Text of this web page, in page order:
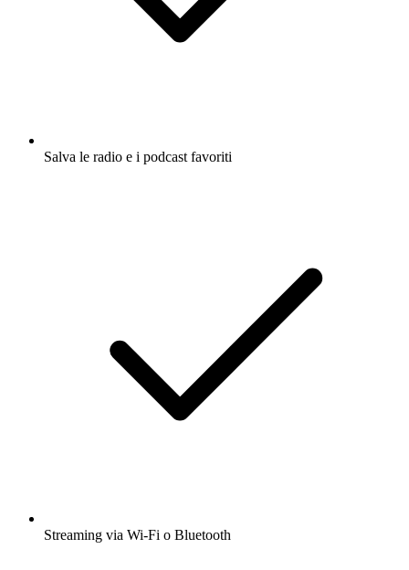
Salva le radio e i podcast favoriti
Streaming via Wi-Fi o Bluetooth